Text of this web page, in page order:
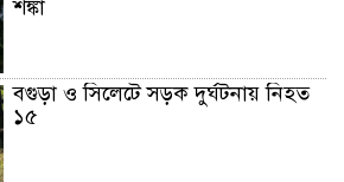
শঙ্কা
বগুড়া ও সিলেটে সড়ক দুর্ঘটনায় নিহত
১৫